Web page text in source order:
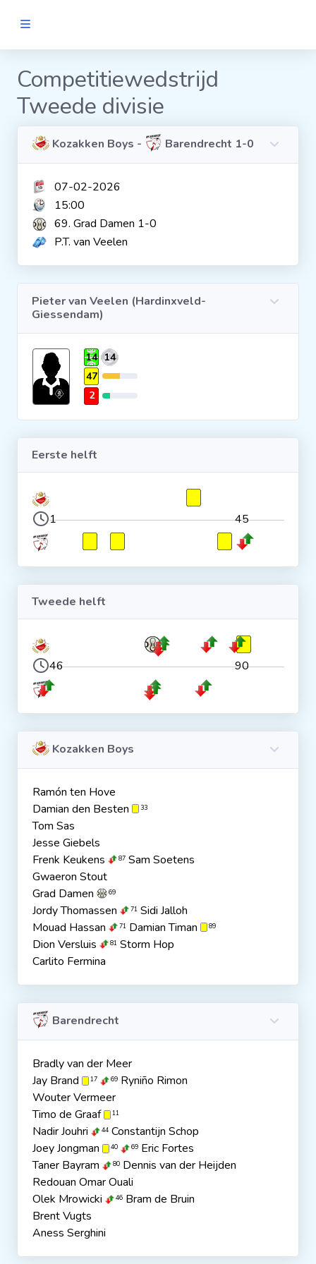
Clubs
Wedstrijden
Statistieken
Voetbalpiramide
VROUWEN
Clubs
Wedstrijden
Overige links
Competitiewedstrijd
Tweede divisie
Kozakken Boys - Barendrecht 1-0
07-02-2026
15:00
69. Grad Damen 1-0
P.T. van Veelen
Pieter van Veelen (Hardinxveld-
Giessendam)
14 14
47
2
Eerste helft
1 45
Tweede helft
46 90
Kozakken Boys
Ramón ten Hove
Damian den Besten
33
Tom Sas
Jesse Giebels
Frenk Keukens
87 Sam Soetens
Gwaeron Stout
Grad Damen
69
Jordy Thomassen 71 Sidi Jalloh
Mouad Hassan
71 Damian Timan 89
Dion Versluis 81 Storm Hop
Carlito Fermina
Barendrecht
Bradly van der Meer
Jay Brand
17 69 Ryniño Rimon
Wouter Vermeer
Timo de Graaf
11
Nadir Jouhri 44 Constantijn Schop
Joey Jongman
40 69 Eric Fortes
Taner Bayram
80 Dennis van der Heijden
Redouan Omar Ouali
Olek Mrowicki
46 Bram de Bruin
Brent Vugts
Aness Serghini